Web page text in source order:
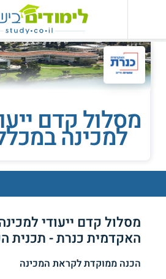
מסלול קדם
למכינה
מסלול קדם ייעודי
האקדמית כנרת - תכנית
הכנה ממוקדת לקראת המכינה